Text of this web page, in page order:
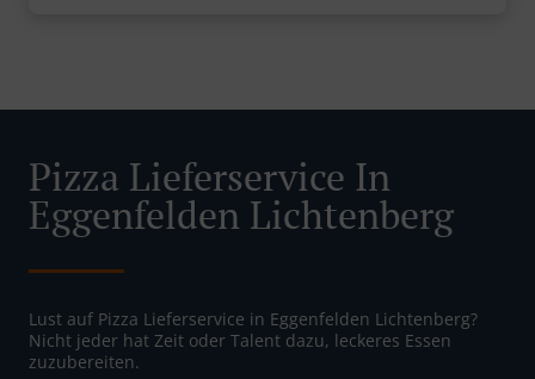
Pizza Lieferservice In
Eggenfelden Lichtenberg
Lust auf Pizza Lieferservice in Eggenfelden Lichtenberg?
Nicht jeder hat Zeit oder Talent dazu, leckeres Essen
zuzubereiten.